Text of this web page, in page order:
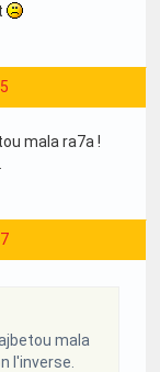
mala ra7a !
mala
l'inverse.